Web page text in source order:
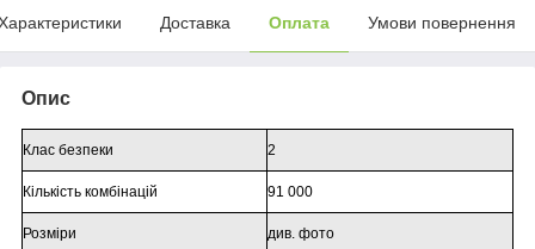
Доставка Оплата Умови повернення
Опис
Клас безпеки 2
Кількість комбінацій 91 000
Розміри див. фото